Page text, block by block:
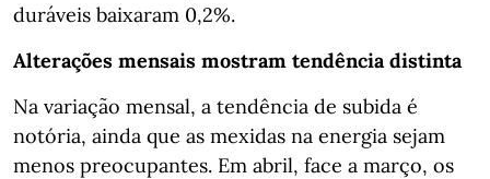
duráveis baixaram 0,2%.
Alterações mensais mostram tendência distinta
Na variação mensal, a tendência de subida é
notória, ainda que as mexidas na energia sejam
menos preocupantes. Em abril, face a março, os